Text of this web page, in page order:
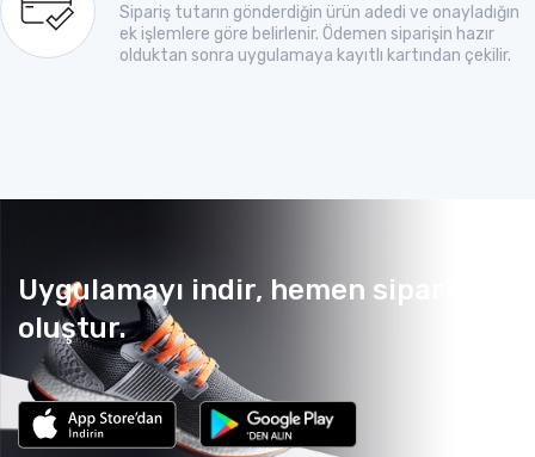
Sipariş tutarın gönderdiğin ürün adedi ve onayladığın
ek işlemlere göre belirlenir. Ödemen siparişin hazır
olduktan sonra uygulamaya kayıtlı kartından çekilir.
Uygulamayı indir, hemen sipariş
oluştur.